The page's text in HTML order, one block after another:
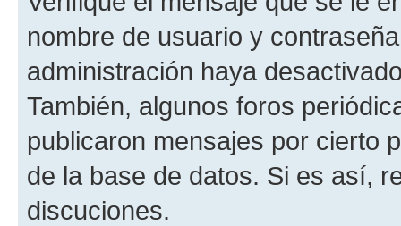
nombre de usuario y
administración haya
También, algunos foros
publicaron mensajes por cierto
de la base de datos. Si es así,
discuciones.